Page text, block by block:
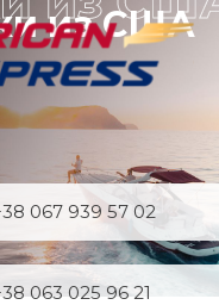
из США
067 939 57 02
063 025 96 21